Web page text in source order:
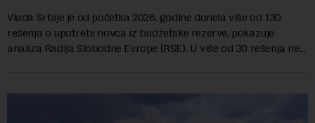
Vlada Srbije je od početka 2026. godine donela više od 130
rešenja o upotrebi novca iz budžetske rezerve, pokazuje
analiza Radija Slobodne Evrope (RSE). U više od 30 rešenja ne